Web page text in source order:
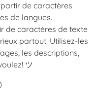
de caractères
de langues.
de caractères de texte
partout! Utilisez-les
les descriptions,
ツ